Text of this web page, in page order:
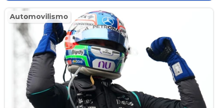
Automovilismo